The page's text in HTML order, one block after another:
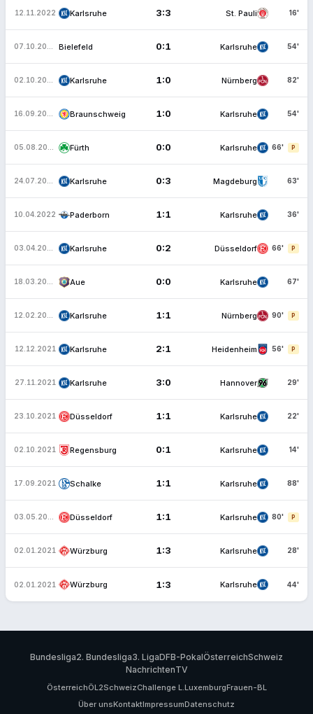
12.11.2022 Karlsruhe 3:3 St. Pauli 16'
Bielefeld 0:1 Karlsruhe 54'
Karlsruhe 1:0 Nürnberg 82'
Braunschweig 1:0 Karlsruhe 54'
Fürth 0:0 Karlsruhe 66' P
Karlsruhe 0:3 Magdeburg 63'
10.04.2022 Paderborn 1:1 Karlsruhe 36'
Karlsruhe 0:2 Düsseldorf 66' P
Aue 0:0 Karlsruhe 67'
Karlsruhe 1:1 Nürnberg 90' P
12.12.2021 Karlsruhe 2:1 Heidenheim 56' P
27.11.2021 Karlsruhe 3:0 Hannover 29'
23.10.2021 Düsseldorf 1:1 Karlsruhe 22'
02.10.2021 Regensburg 0:1 Karlsruhe 14'
17.09.2021 Schalke 1:1 Karlsruhe 88'
Düsseldorf 1:1 Karlsruhe 80' P
02.01.2021 Würzburg 1:3 Karlsruhe 28'
02.01.2021 Würzburg 1:3 Karlsruhe 44'
Bundesliga2. Bundesliga3. LigaDFB-PokalÖsterreichSchweiz
NachrichtenTV
ÖsterreichÖL2SchweizChallenge L.LuxemburgFrauen-BL
Über unsKontaktImpressumDatenschutz